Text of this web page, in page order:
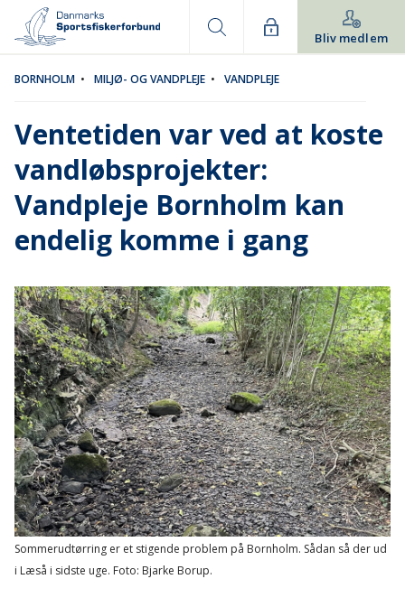
Bliv medlem
BORNHOLM • MILJØ- OG VANDPLEJE • VANDPLEJE
Ventetiden var ved at koste
vandløbsprojekter:
Vandpleje Bornholm kan
endelig komme i gang
Sommerudtørring er et stigende problem på Bornholm. Sådan så der ud
i Læså i sidste uge. Foto: Bjarke Borup.